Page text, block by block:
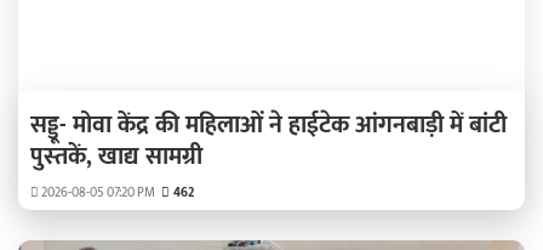
सड्डू- मोवा केंद्र की महिलाओं ने हाईटेक आंगनबाड़ी में बांटी
पुस्‍तकें, खाद्य सामग्री
2026-08-05 07:20 PM 462